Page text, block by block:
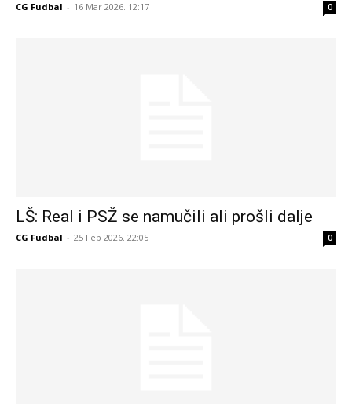
CG Fudbal - 16 Mar 2026. 12:17 0
LŠ: Real i PSŽ se namučili ali prošli dalje
CG Fudbal - 25 Feb 2026. 22:05 0